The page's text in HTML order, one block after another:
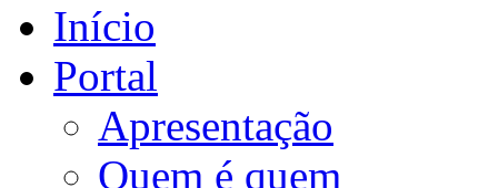
Início
Portal
Apresentação
Quem é quem